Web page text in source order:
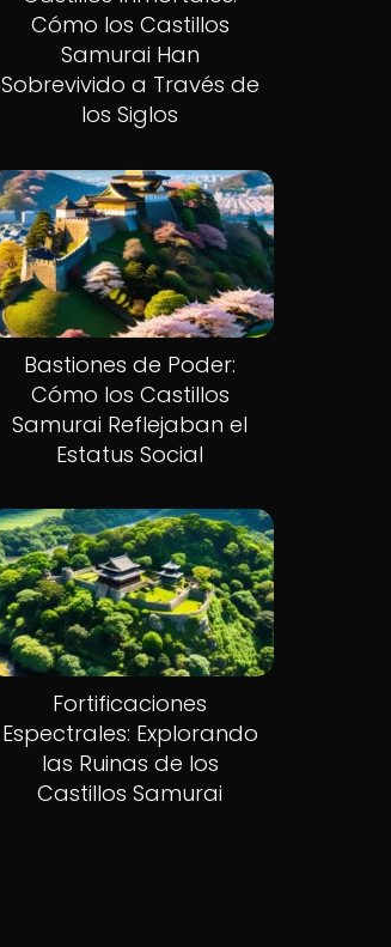
Cómo los Castillos
Samurai Han
Sobrevivido a Través de
los Siglos
Bastiones de Poder:
Cómo los Castillos
Samurai Reflejaban el
Estatus Social
Fortificaciones
Espectrales: Explorando
las Ruinas de los
Castillos Samurai